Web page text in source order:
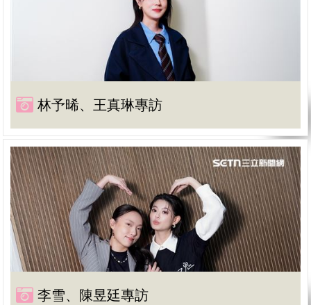
林予晞、王真琳專訪
李雪、陳昱廷專訪